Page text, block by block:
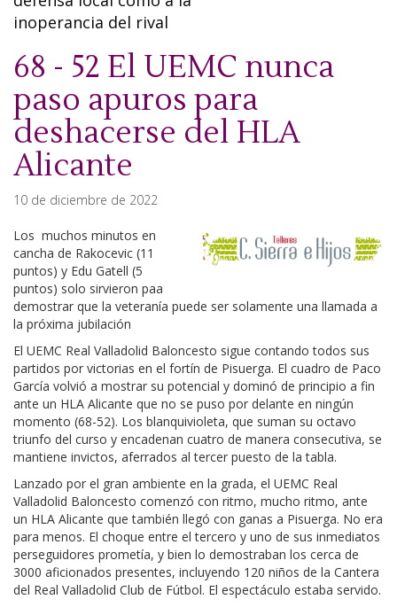
inoperancia del rival
68 - 52 El UEMC nunca
paso apuros para
deshacerse del HLA
Alicante
10 de diciembre de 2022
Los muchos minutos en
cancha de Rakocevic (11
puntos) y Edu Gatell (5
puntos) solo sirvieron paa
demostrar que la veteranía puede ser solamente una llamada a
la próxima jubilación
El UEMC Real Valladolid Baloncesto sigue contando todos sus
partidos por victorias en el fortín de Pisuerga. El cuadro de Paco
García volvió a mostrar su potencial y dominó de principio a fin
ante un HLA Alicante que no se puso por delante en ningún
momento (68-52). Los blanquivioleta, que suman su octavo
triunfo del curso y encadenan cuatro de manera consecutiva, se
mantiene invictos, aferrados al tercer puesto de la tabla.
Lanzado por el gran ambiente en la grada, el UEMC Real
Valladolid Baloncesto comenzó con ritmo, mucho ritmo, ante
un HLA Alicante que también llegó con ganas a Pisuerga. No era
para menos. El choque entre el tercero y uno de sus inmediatos
perseguidores prometía, y bien lo demostraban los cerca de
3000 aficionados presentes, incluyendo 120 niños de la Cantera
del Real Valladolid Club de Fútbol. El espectáculo estaba servido.